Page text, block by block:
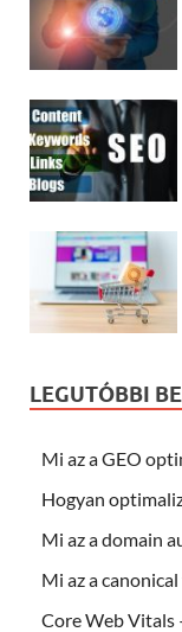
LEGUTÓBBI
Mi az a GEO
Hogyan
Mi az a domain
Mi az a
Core Web Vitals